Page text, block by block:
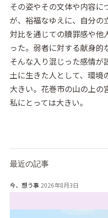
その姿やその文体や内容に
が、裕福なゆえに、自分の
対比を通じての贖罪感や
った。弱者に対する献身的
そんな入り混じった感情が
土に生きた人として、環境
大きい。花巻市の山の上の
私にとっては大きい。
最近の記事
今、想う事 2026年8月3日